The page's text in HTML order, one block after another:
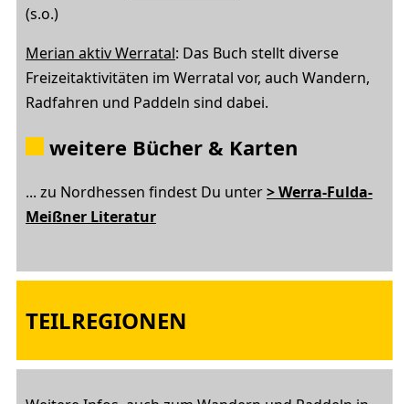
(s.o.)
Merian aktiv Werratal: Das Buch stellt diverse
Freizeitaktivitäten im Werratal vor, auch Wandern,
Radfahren und Paddeln sind dabei.
weitere Bücher & Karten
... zu Nordhessen findest Du unter> Werra-Fulda-
Meißner Literatur
TEILREGIONEN